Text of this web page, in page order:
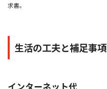
求書。
生活の工夫と補足事項
インターネット代